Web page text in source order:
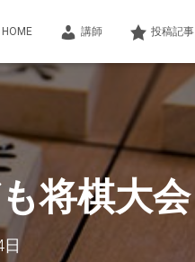
HOME 講師 投稿記事
将棋大会
日